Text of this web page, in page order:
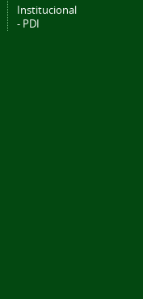
Institucional
- PDI